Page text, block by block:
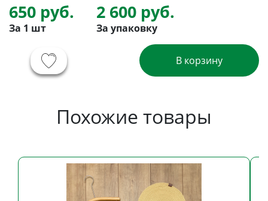
650 руб.
За 1 шт
2 600 руб.
За упаковку
В корзину
Похожие товары